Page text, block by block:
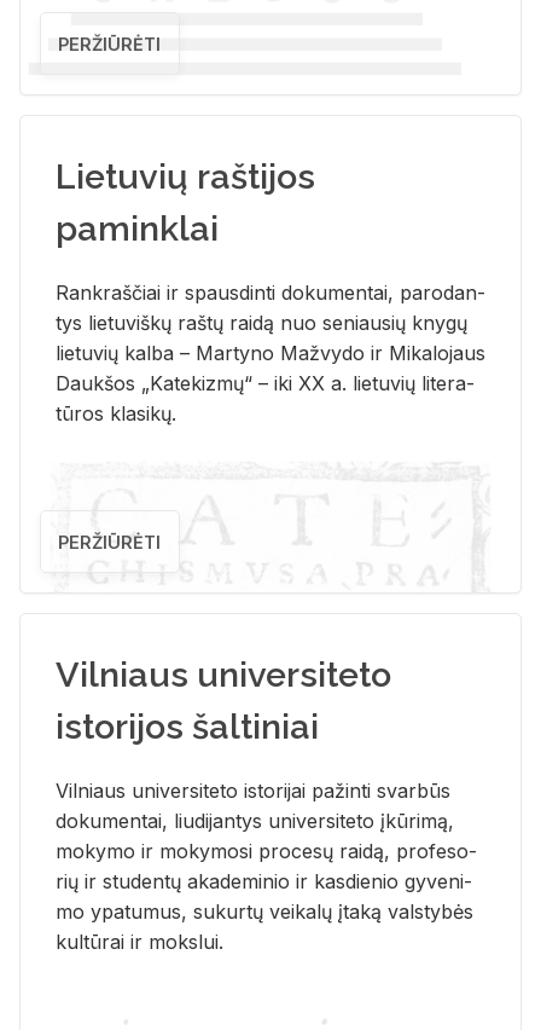
PERŽIŪRĖTI
Lietuvių raštijos
paminklai
Rank­raš­čiai ir spaus­din­ti do­ku­men­tai, pa­ro­dan­
tys lie­tu­viš­kų raš­tų rai­dą nuo se­niau­sių kny­gų
lie­tu­vių kal­ba – Mar­ty­no Ma­žvy­do ir Mi­ka­lo­jaus
Dauk­šos „Ka­te­kiz­mų“ – iki XX a. lie­tu­vių li­te­ra­
tū­ros kla­si­kų.
PERŽIŪRĖTI
Vilniaus universiteto
istorijos šaltiniai
Vil­niaus uni­ver­si­te­to is­to­ri­jai pa­žin­ti svar­būs
do­ku­men­tai, liu­di­jan­tys uni­ver­si­te­to įkū­ri­mą,
mo­ky­mo ir mo­ky­mo­si pro­ce­sų rai­dą, pro­fe­so­
rių ir stu­den­tų aka­de­mi­nio ir kas­die­nio gy­ve­ni­
mo ypa­tu­mus, su­kur­tų vei­ka­lų įta­ką vals­ty­bės
kul­tū­rai ir moks­lui.